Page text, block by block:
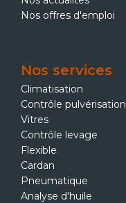
Nos offres d'emploi
Nos services
Climatisation
Contrôle pulvérisation
Vitres
Contrôle levage
Flexible
Cardan
Pneumatique
Analyse d'huile